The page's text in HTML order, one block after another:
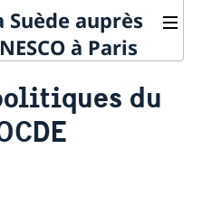
auprès
à Paris
missions
du